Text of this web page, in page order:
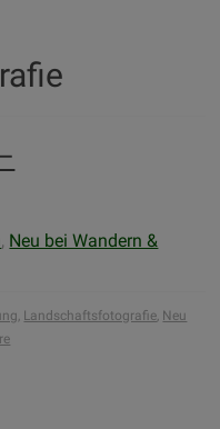
, Neu bei Wandern &
, Landschaftsfotografie, Neu